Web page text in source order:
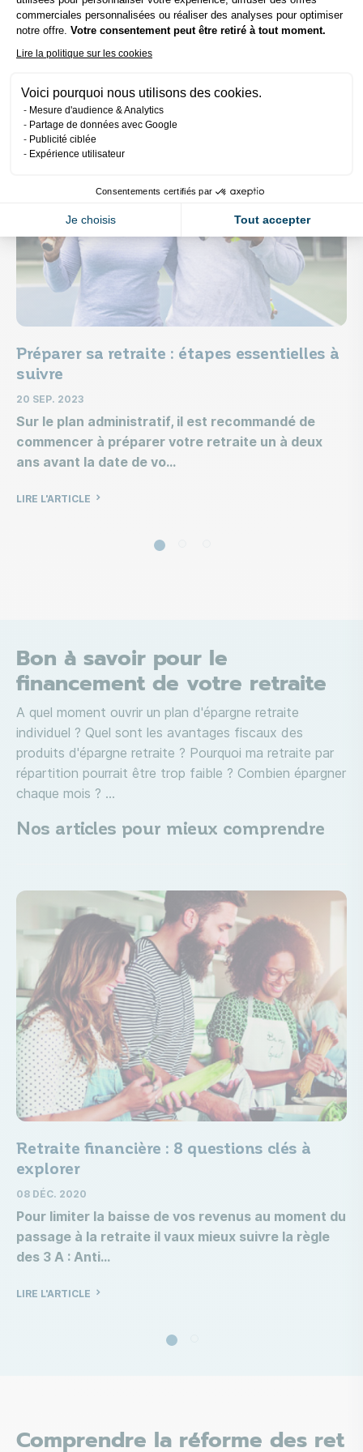
commerciales personnalisées ou réaliser des analyses pour optimiser
notre offre. Votre consentement peut être retiré à tout moment.
Lire la politique sur les cookies
Voici pourquoi nous utilisons des cookies.
Mesure d'audience & Analytics
Partage de données avec Google
Publicité ciblée
Expérience utilisateur
Consentements certifiés par
Je choisis Tout accepter
Axeptio consent
Nos articles pour mieux comprendre
Préparer sa retraite : étapes essentielles à
suivre
20 SEP. 2023
Sur le plan administratif, il est recommandé de
commencer à préparer votre retraite un à deux
ans avant la date de vo
LIRE L'ARTICLE
Bon à savoir pour le
financement de votre retraite
A quel moment ouvrir un plan d'épargne retraite
individuel ? Quel sont les avantages fiscaux des
produits d'épargne retraite ? Pourquoi ma retraite par
répartition pourrait être trop faible ? Combien épargner
chaque mois ? ...
Nos articles pour mieux comprendre
Retraite financière : 8 questions clés à
explorer
08 DÉC. 2020
Pour limiter la baisse de vos revenus au moment du
passage à la retraite il vaux mieux suivre la règle
des 3 A : Anti
LIRE L'ARTICLE
Comprendre la réforme des ret